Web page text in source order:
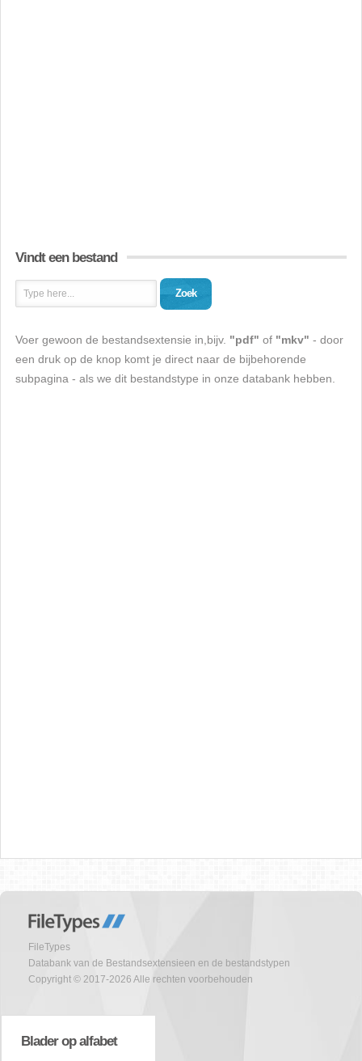
Vindt een bestand
Zoek
Voer gewoon de bestandsextensie in,bijv. "pdf" of "mkv" - door
een druk op de knop komt je direct naar de bijbehorende
subpagina - als we dit bestandstype in onze databank hebben.
FileTypes
Databank van de Bestandsextensieen en de bestandstypen
Copyright © 2017-2026 Alle rechten voorbehouden
Blader op alfabet